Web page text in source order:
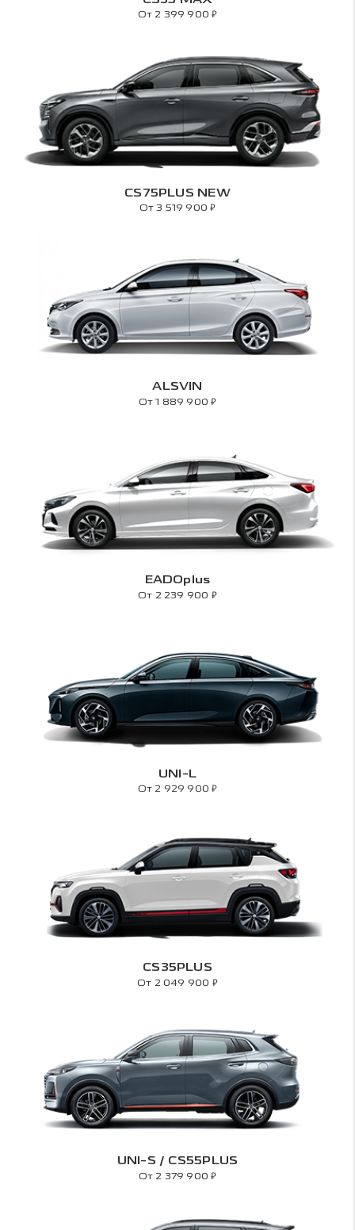
От 2 399 900₽
CS75PLUS NEW
От 3 519 900₽
ALSVIN
От 1 889 900₽
EADOplus
От 2 239 900 ₽
UNI-L
От 2 929 900₽
CS35PLUS
От 2 049 900 ₽
UNI-S / CS55PLUS
От 2 379 900₽